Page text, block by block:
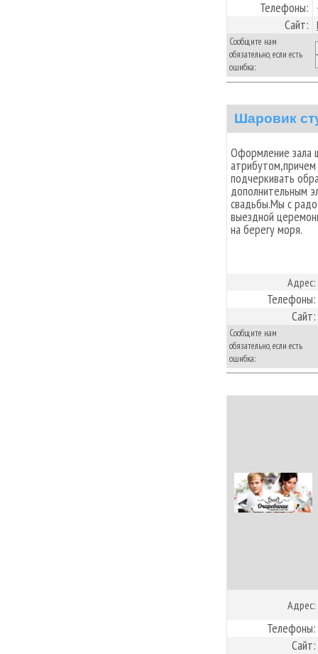
Телефоны:
Сайт:
Сообщите нам
обязательно, если есть
ошибка:
Шаровик
Оформление зала
подчеркивать
дополнительным
свадьбы.Мы с
выездной
на берегу моря.
Адрес:
Телефоны:
Сайт:
Сообщите нам
обязательно, если есть
ошибка:
Адрес:
Телефоны:
Сайт: